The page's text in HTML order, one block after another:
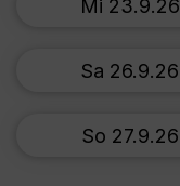
Mi 23.9.26
Sa 26.9.26
So 27.9.26